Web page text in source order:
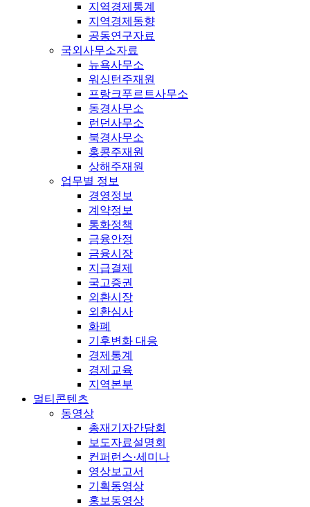
지역경제통계
지역경제동향
공동연구자료
국외사무소자료
뉴욕사무소
워싱턴주재원
프랑크푸르트사무소
동경사무소
런던사무소
북경사무소
홍콩주재원
상해주재원
업무별 정보
경영정보
계약정보
통화정책
금융안정
금융시장
지급결제
국고증권
외환시장
외환심사
화폐
기후변화 대응
경제통계
경제교육
지역본부
멀티콘텐츠
동영상
총재기자간담회
보도자료설명회
컨퍼런스·세미나
영상보고서
기획동영상
홍보동영상